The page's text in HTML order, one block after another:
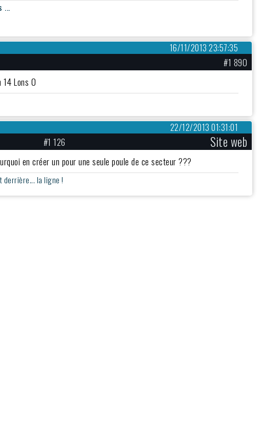
...
16/11/2013 23:57:35
#1 890
14 Lons 0
22/12/2013 01:31:01
#1 126 Site web
en créer un pour une seule poule de ce secteur ???
derrière... la ligne !